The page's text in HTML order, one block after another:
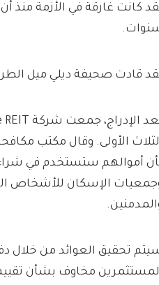
كانت غارقة في الأزمة منذ
قادت صحيفة ديلي ميل
الأولى. وقال مكتب
أموالهم ستستخدم في شراء
الإسكان للأشخاص
مخاوف بشأن تقييم